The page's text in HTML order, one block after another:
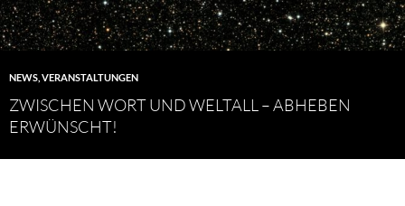
NEWS VERANSTALTUNGEN
ZWISCHEN WORT UND WELTALL – ABHEBEN
ERWÜNSCHT!